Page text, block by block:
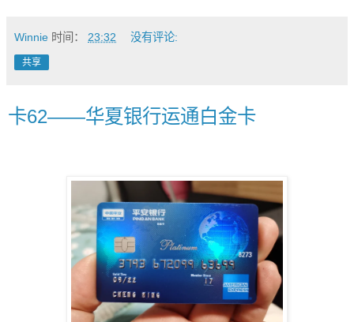
Winnie 时间： 23:32 没有评论:
共享
卡62——华夏银行运通白金卡